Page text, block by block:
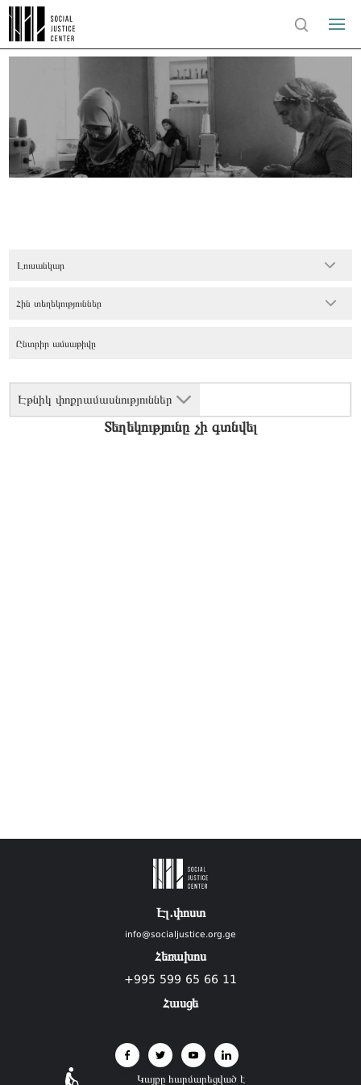
Լուսանկար
Էթնիկ փոքրամասնություններ
Հին տեղեկություններ
Տեղեկությունը չի գտնվել
Էլ.փոստ
info@socialjustice.org.ge
Հեռախոս
+995 599 65 66 11
Հասցե
Կայքը հարմարեցված է